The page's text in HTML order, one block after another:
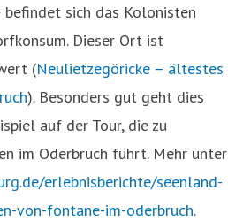
sich das Kolonisten
Dieser Ort ist
(Neulietzegöricke – ältestes
). Besonders gut geht dies
auf der Tour, die zu
im Oderbruch führt. Mehr unter
erlebnisberichte/seenland-
von-fontane-im-oderbruch.